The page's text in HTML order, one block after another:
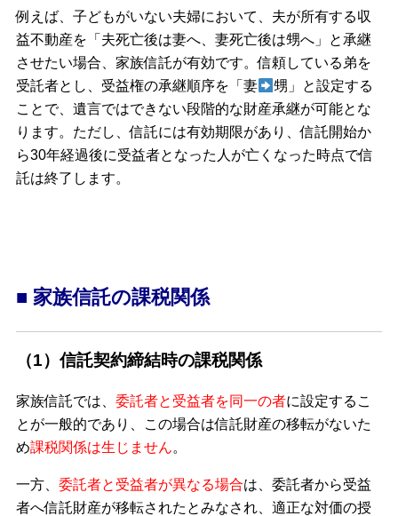
例えば、子どもがいない夫婦において、夫が所有する収
益不動産を「夫死亡後は妻へ、妻死亡後は甥へ」と承継
させたい場合、家族信託が有効です。信頼している弟を
受託者とし、受益権の承継順序を「妻
甥」と設定する
ことで、遺言ではできない段階的な財産承継が可能とな
ります。ただし、信託には有効期限があり、信託開始か
ら30年経過後に受益者となった人が亡くなった時点で信
託は終了します。
■ 家族信託の課税関係
（1）信託契約締結時の課税関係
家族信託では、 委託者と受益者を同一の者に設定するこ
とが一般的であり、この場合は信託財産の移転がないた
め課税関係は生じません。
一方、 委託者と受益者が異なる場合は、委託者から受益
者へ信託財産が移転されたとみなされ、適正な対価の授